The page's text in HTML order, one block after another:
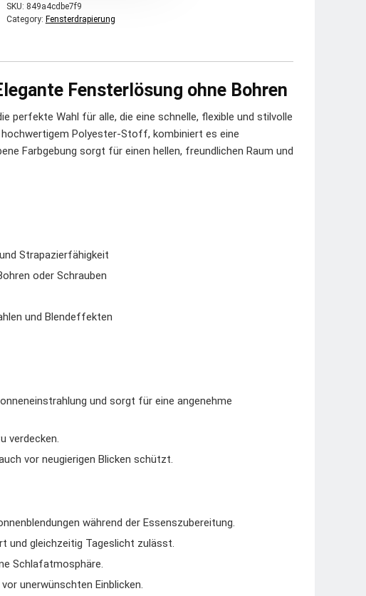
SKU: 849a4cdbe7f9
Category: Fensterdrapierung
Fensterlösung ohne Bohren
perfekte Wahl für alle, die eine schnelle, flexible und stilvolle
Polyester-Stoff, kombiniert es eine
Farbgebung sorgt für einen hellen, freundlichen Raum und
Strapazierfähigkeit
oder Schrauben
und Blendeffekten
und sorgt für eine angenehme
verdecken.
vor neugierigen Blicken schützt.
während der Essenszubereitung.
und gleichzeitig Tageslicht zulässt.
Schlafatmosphäre.
unerwünschten Einblicken.